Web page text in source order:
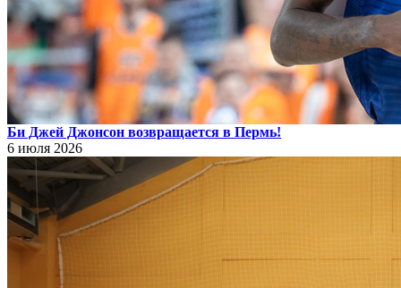
Би Джей Джонсон возвращается в Пермь!
6 июля 2026